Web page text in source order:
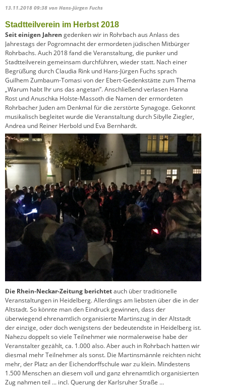
13.11.2018 09:38 von Hans-Jürgen Fuchs
Stadtteilverein im Herbst 2018
Seit einigen Jahren gedenken wir in Rohrbach aus Anlass des
Jahrestags der Pogromnacht der ermordeten jüdischen Mitbürger
Rohrbachs. Auch 2018 fand die Veranstaltung, die punker und
Stadtteilverein gemeinsam durchführen, wieder statt. Nach einer
Begrüßung durch Claudia Rink und Hans-Jürgen Fuchs sprach
Guilhem Zumbaum-Tomasi von der Ebert-Gedenkstätte zum Thema
„Warum habt Ihr uns das angetan”. Anschließend verlasen Hanna
Rost und Anuschka Holste-Massoth die Namen der ermordeten
Rohrbacher Juden am Denkmal für die zerstörte Synagoge. Gekonnt
musikalisch begleitet wurde die Veranstaltung durch Sibylle Ziegler,
Andrea und Reiner Herbold und Eva Bernhardt.
Die Rhein-Neckar-Zeitung berichtetauch über traditionelle
Veranstaltungen in Heidelberg. Allerdings am liebsten über die in der
Altstadt. So könnte man den Eindruck gewinnen, dass der
überwiegend ehrenamtlich organisierte Martinszug in der Altstadt
der einzige, oder doch wenigstens der bedeutendste in Heidelberg ist.
Nahezu doppelt so viele Teilnehmer wie normalerweise habe der
Veranstalter gezählt, ca. 1.000 also. Aber auch in Rohrbach hatten wir
diesmal mehr Teilnehmer als sonst. Die Martinsmännle reichten nicht
mehr, der Platz an der Eichendorffschule war zu klein. Mindestens
1.500 Menschen an diesem voll und ganz ehrenamtlich organisierten
Zug nahmen teil ... incl. Querung der Karlsruher Straße ...